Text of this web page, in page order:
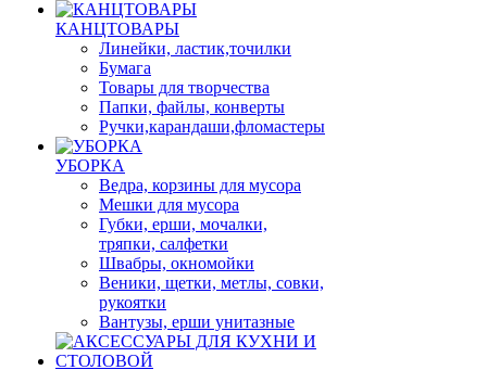
КАНЦТОВАРЫ
Линейки, ластик,точилки
Бумага
Товары для творчества
Папки, файлы, конверты
Ручки,карандаши,фломастеры
УБОРКА
Ведра, корзины для мусора
Мешки для мусора
Губки, ерши, мочалки,
тряпки, салфетки
Швабры, окномойки
Веники, щетки, метлы, совки,
рукоятки
Вантузы, ерши унитазные